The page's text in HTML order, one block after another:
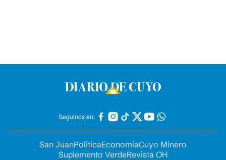
Seguinos en:
San JuanPolíticaEconomíaCuyo Minero
Suplemento VerdeRevista OH